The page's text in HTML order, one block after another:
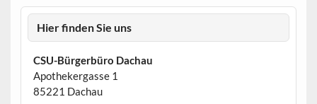
Hier finden Sie uns
CSU-Bürgerbüro Dachau
Apothekergasse 1
85221 Dachau